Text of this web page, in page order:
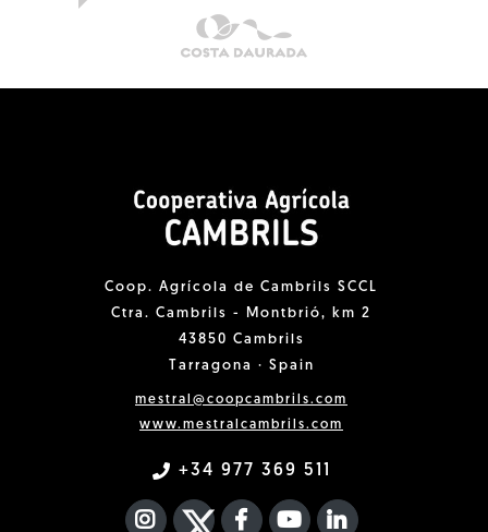
Coop. Agrícola de Cambrils SCCL
Ctra. Cambrils - Montbrió, km 2
43850 Cambrils
Tarragona · Spain
mestral@coopcambrils.com
www.mestralcambrils.com
+34 977 369 511
INSTAGRAM
TWITTER
FACEBOOK F
YOUTUBEFA LINKEDIN